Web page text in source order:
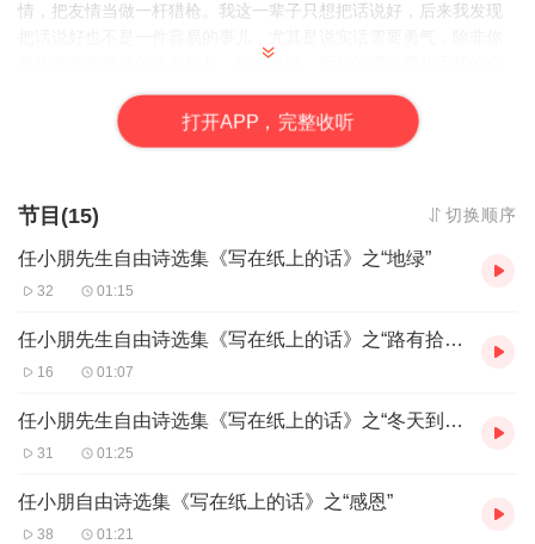
情，把友情当做一杆猎枪。我这一辈子只想把话说好，后来我发现
抓住谎言和废话的救命稻草。随波逐流。而我的语言屈从于我的心
仅存的财富，毕竟沉默是金。
打开APP，完整收听
节目(15) 切换顺序
任小朋先生自由诗选集《写在纸上的话》之“地绿”
32 01:15
任小朋先生自由诗选集《写在纸上的话》之“路有拾遗”
16 01:07
任小朋先生自由诗选集《写在纸上的话》之“冬天到了”
31 01:25
任小朋自由诗选集《写在纸上的话》之“感恩”
38 01:21